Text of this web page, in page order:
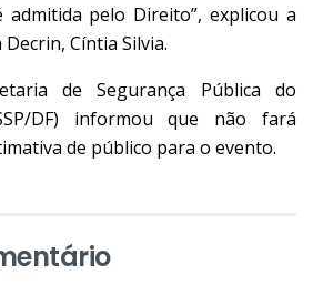
admitida pelo Direito”, explicou a
Cíntia Silvia.
de Segurança Pública do
DF) informou que não fará
de público para o evento.